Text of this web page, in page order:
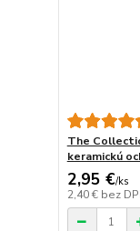
The
keramickú
2,95 €/ks
2,40 € bez